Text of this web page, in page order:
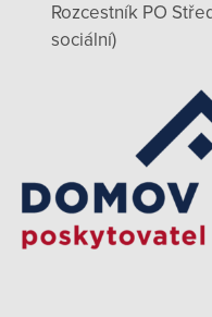
Rozcestník PO
sociální)